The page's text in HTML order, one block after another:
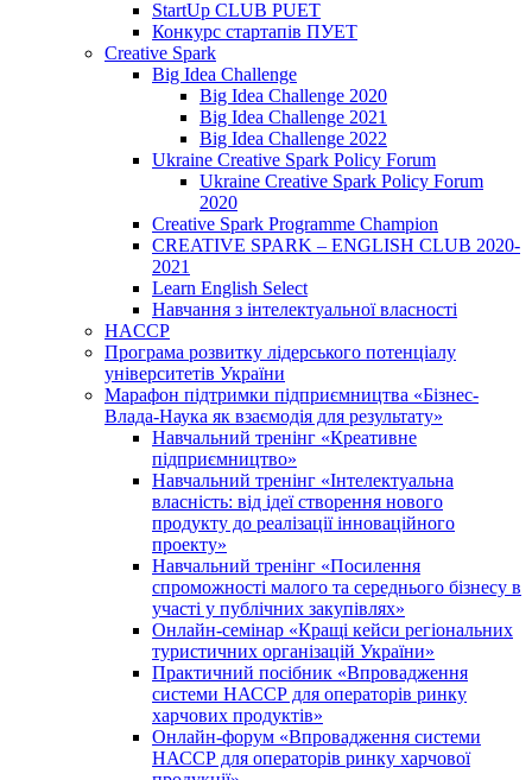
StartUp CLUB PUET
Конкурс стартапів ПУЕТ
Creative Spark
Big Idea Challenge
Big Idea Challenge 2020
Big Idea Challenge 2021
Big Idea Challenge 2022
Ukraine Creative Spark Policy Forum
Ukraine Creative Spark Policy Forum
2020
Creative Spark Programme Champion
CREATIVE SPARK – ENGLISH CLUB 2020-
2021
Learn English Select
Навчання з інтелектуальної власності
HACCP
Програма розвитку лідерського потенціалу
університетів України
Марафон підтримки підприємництва «Бізнес-
Влада-Наука як взаємодія для результату»
Навчальний тренінг «Креативне
підприємництво»
Навчальний тренінг «Інтелектуальна
власність: від ідеї створення нового
продукту до реалізації інноваційного
проекту»
Навчальний тренінг «Посилення
спроможності малого та середнього бізнесу в
участі у публічних закупівлях»
Онлайн-семінар «Кращі кейси регіональних
туристичних організацій України»
Практичний посібник «Впровадження
системи НАССР для операторів ринку
харчових продуктів»
Онлайн-форум «Впровадження системи
НАССР для операторів ринку харчової